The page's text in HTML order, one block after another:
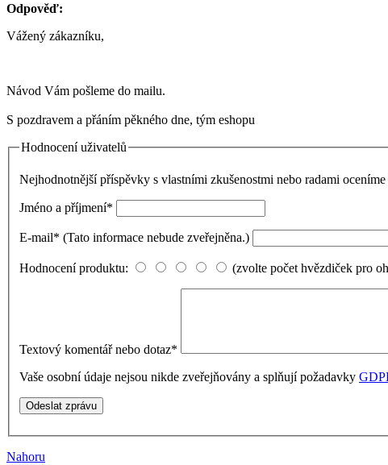
Odpověď:
Vážený zákazníku,
Návod Vám pošleme do mailu.
S pozdravem a přáním pěkného dne, tým eshopu
Hodnocení uživatelů
Nejhodnotnější příspěvky s vlastními zkušenostmi nebo radami
Jméno a příjmení*
E-mail* (Tato informace nebude zveřejněna.)
Hodnocení produktu: (zvolte počet hvězdiček pro
Textový komentář nebo dotaz*
Vaše osobní údaje nejsou nikde zveřejňovány a splňují požadavky
Nahoru